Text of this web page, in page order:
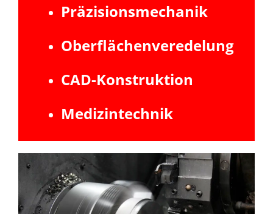
Präzisionsmechanik
Oberflächenveredelung
CAD-Konstruktion
Medizintechnik